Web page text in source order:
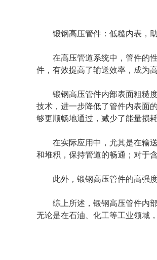
锻钢高压管件：低糙内表，
在高压管道系统中，管件的
件，有效提高了输送效率，成为
锻钢高压管件内部表面粗糙
技术，进一步降低了管件内表面
够更顺畅地通过，减少了能量损
在实际应用中，尤其是在输
和堆积，保持管道的畅通；对于
此外，锻钢高压管件的高强
综上所述，锻钢高压管件内
无论是在石油、化工等工业领域